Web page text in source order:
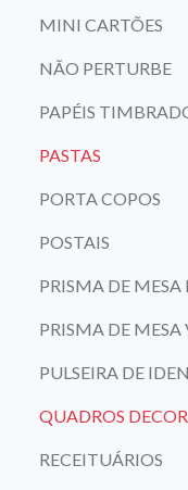
MINI CARTÕES
NÃO PERTURBE
PAPÉIS
PASTAS
PORTA COPOS
POSTAIS
PRISMA DE
PRISMA DE MESA
PULSEIRA DE
QUADROS
RECEITUÁRIOS